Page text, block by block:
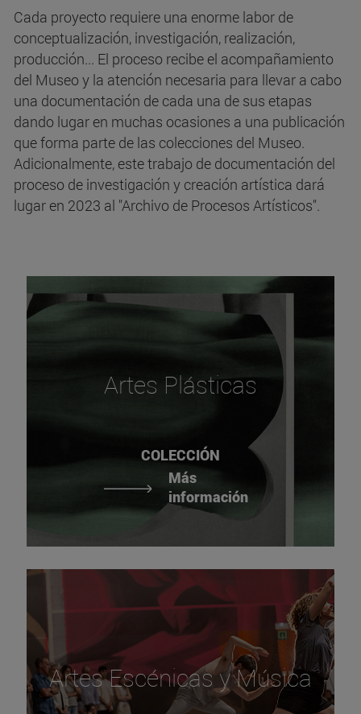
Cada proyecto requiere una enorme labor de
conceptualización, investigación, realización,
producción... El proceso recibe el acompañamiento
del Museo y la atención necesaria para llevar a cabo
una documentación de cada una de sus etapas
dando lugar en muchas ocasiones a una publicación
que forma parte de las colecciones del Museo.
Adicionalmente, este trabajo de documentación del
proceso de investigación y creación artística dará
lugar en 2023 al "Archivo de Procesos Artísticos".
Artes Plásticas
COLECCIÓN
Más
información
Artes Escénicas y Música